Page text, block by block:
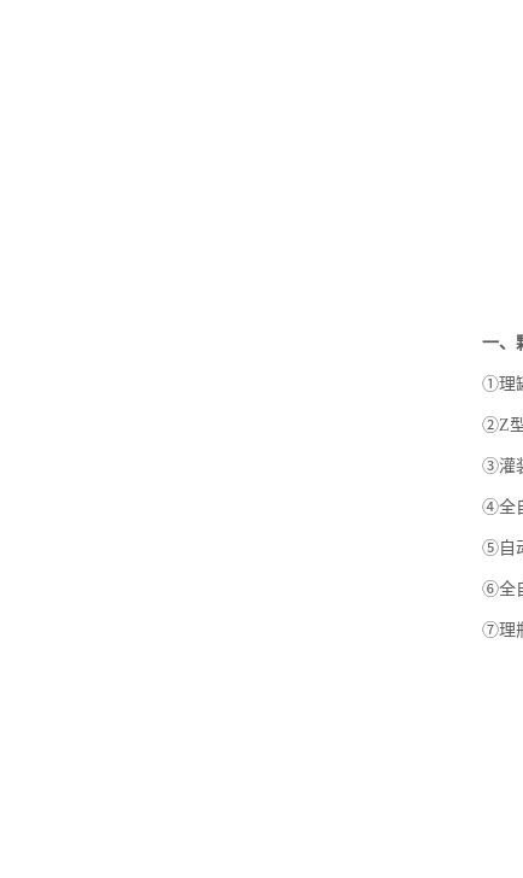
一、
①理
②Z型
③灌
④全
⑤自
⑥全
⑦理